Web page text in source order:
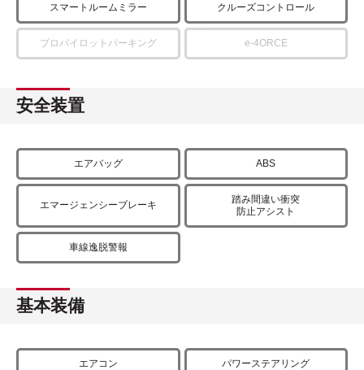
スマートルームミラー クルーズコントロール
プロパイロットパーキング e-4ORCE
安全装置
エアバッグ ABS
エマージェンシーブレーキ
踏み間違い衝突
防止アシスト
車線逸脱警報
基本装備
エアコン パワーステアリング